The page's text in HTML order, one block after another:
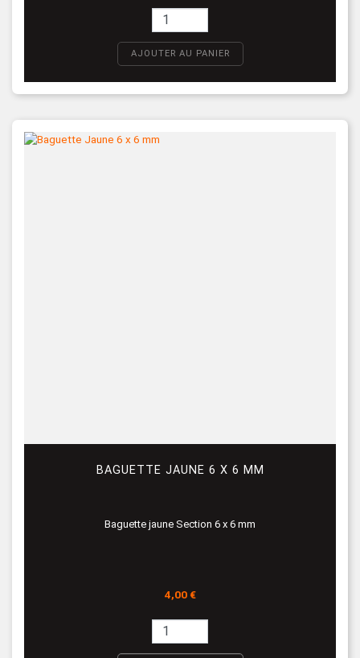
AJOUTER AU PANIER
BAGUETTE JAUNE 6 X 6 MM
Baguette jaune Section 6 x 6 mm
Prix
4,00 €